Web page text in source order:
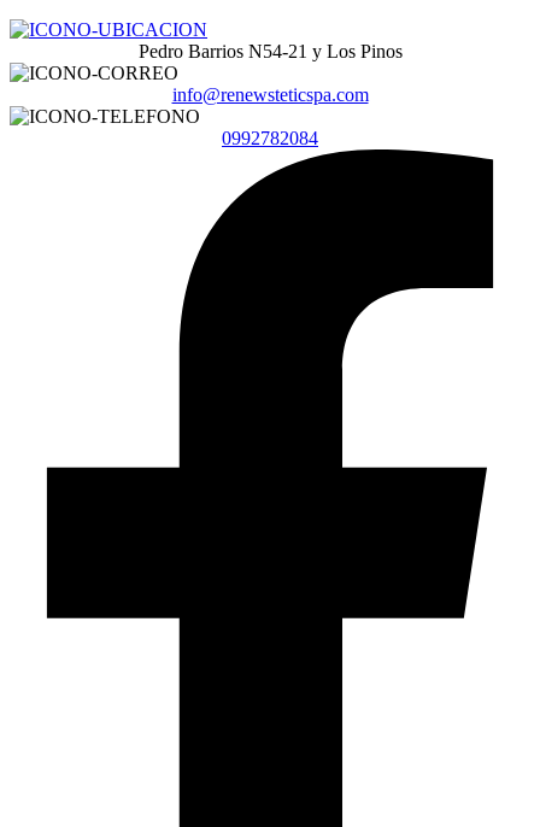
Pedro Barrios N54-21 y Los Pinos
info@renewsteticspa.com
0992782084